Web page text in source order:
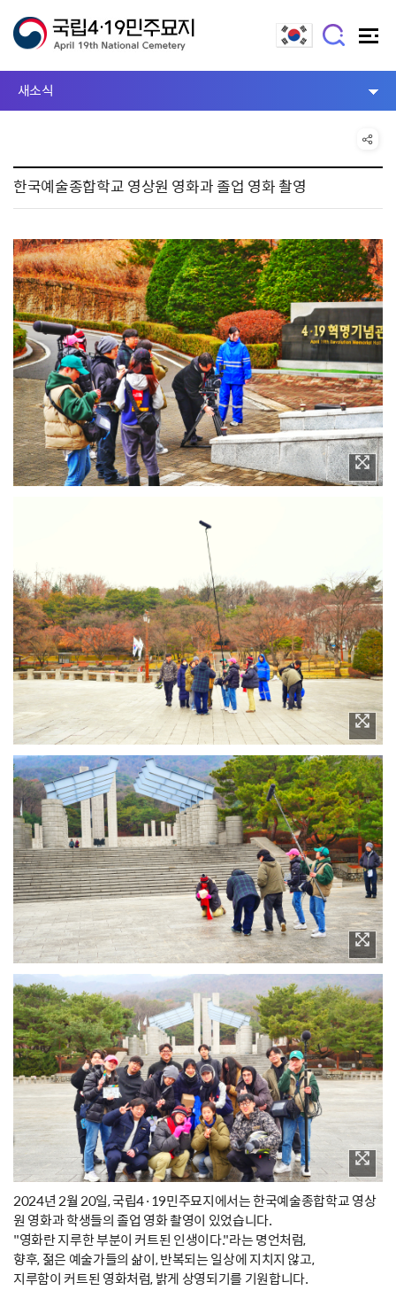
새소식
한국예술종합학교 영상원 영화과 졸업 영화 촬영
2024년 2월 20일, 국립4·19민주묘지에서는 한국예술종합학교 영상
원 영화과 학생들의 졸업 영화 촬영이 있었습니다.
"영화란 지루한 부분이 커트된 인생이다."라는 명언처럼,
향후, 젊은 예술가들의 삶이, 반복되는 일상에 지치지 않고,
지루함이 커트된 영화처럼, 밝게 상영되기를 기원합니다.